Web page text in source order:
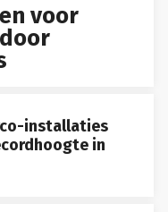
voor
installaties
in